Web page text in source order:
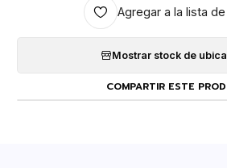
Agregar a la lista
Mostrar stock de
COMPARTIR ESTE